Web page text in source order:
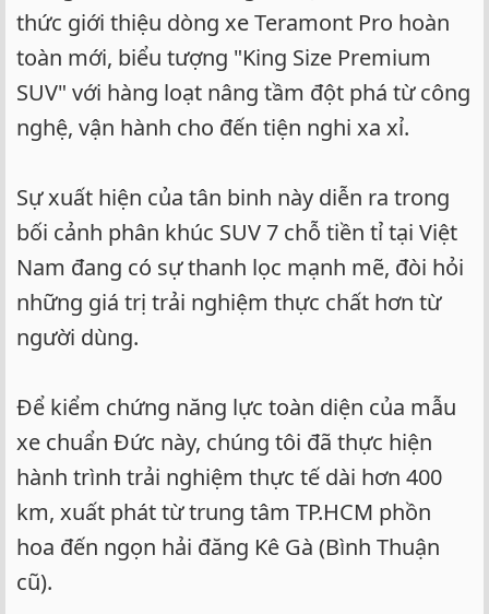
thức giới thiệu dòng xe Teramont Pro hoàn
toàn mới, biểu tượng "King Size Premium
SUV" với hàng loạt nâng tầm đột phá từ công
nghệ, vận hành cho đến tiện nghi xa xỉ.
Sự xuất hiện của tân binh này diễn ra trong
bối cảnh phân khúc SUV 7 chỗ tiền tỉ tại Việt
Nam đang có sự thanh lọc mạnh mẽ, đòi hỏi
những giá trị trải nghiệm thực chất hơn từ
người dùng.
Để kiểm chứng năng lực toàn diện của mẫu
xe chuẩn Đức này, chúng tôi đã thực hiện
hành trình trải nghiệm thực tế dài hơn 400
km, xuất phát từ trung tâm TP.HCM phồn
hoa đến ngọn hải đăng Kê Gà (Bình Thuận
cũ).